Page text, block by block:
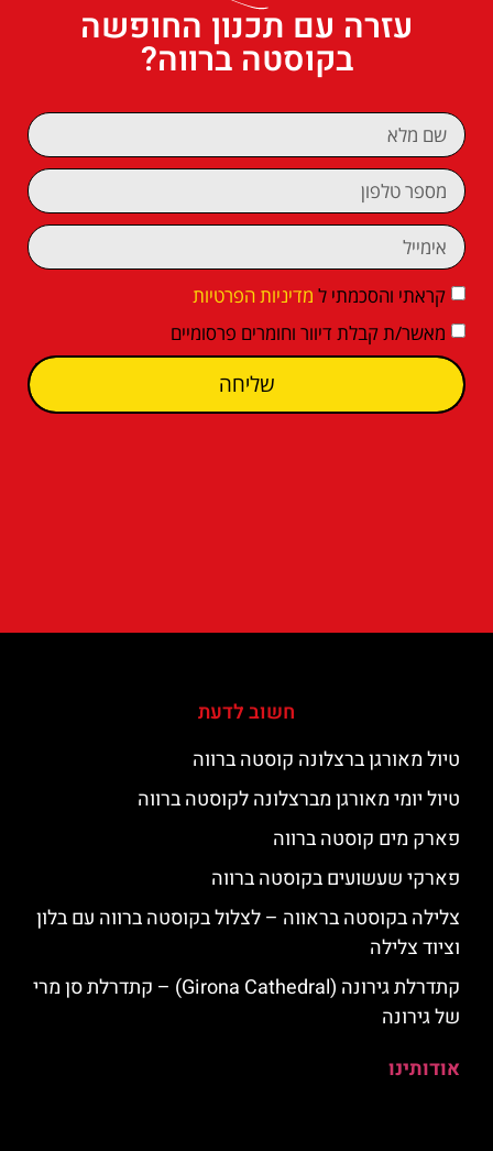
עזרה עם תכנון החופשה
בקוסטה ברווה?
קראתי והסכמתי ל מדיניות הפרטיות
מאשר/ת קבלת דיוור וחומרים פרסומיים
שליחה
חשוב לדעת
טיול מאורגן ברצלונה קוסטה ברווה
טיול יומי מאורגן מברצלונה לקוסטה ברווה
פארק מים קוסטה ברווה
פארקי שעשועים בקוסטה ברווה
צלילה בקוסטה בראווה – לצלול בקוסטה ברווה עם בלון
וציוד צלילה
קתדרלת גירונה (Girona Cathedral) – קתדרלת סן מרי
של גירונה
אודותינו